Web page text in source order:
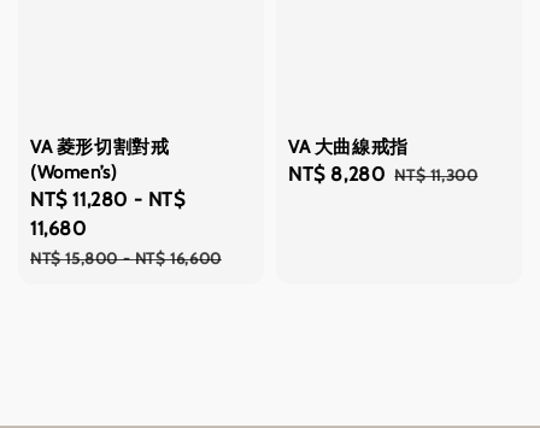
VA 菱形切割對戒
(Women’s)
Sale
price
NT$ 11,280 - NT$
11,680
Regular
NT$ 15,800-NT$ 16,600
VA 大曲線戒指
Sale
NT$ 8,280 Regular
NT$ 11,300